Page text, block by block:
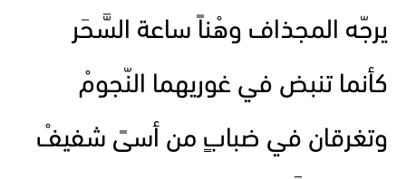
يرجّه المجذاف وهْناً ساعة السَّحَر
كأنما تنبض في غوريهما النّجومْ
وتغرقان في ضبابٍ من أسىً شفيفْ